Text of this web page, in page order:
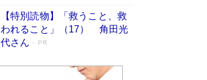
【特別読物】「救うこと、救
われること」（17） 角田光
代さん
PR